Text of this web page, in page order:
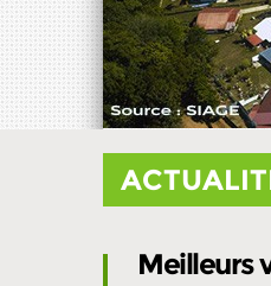
Meilleurs